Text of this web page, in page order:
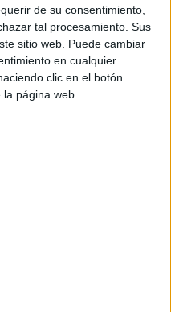
de su consentimiento,
tal procesamiento. Sus
sitio web. Puede cambiar
en cualquier
clic en el botón
página web.
permite a los usuarios disfrutar de
conoce Madrid como Mahou”.
restaurantes y tiendas de la zona
de conciertos, exposiciones y